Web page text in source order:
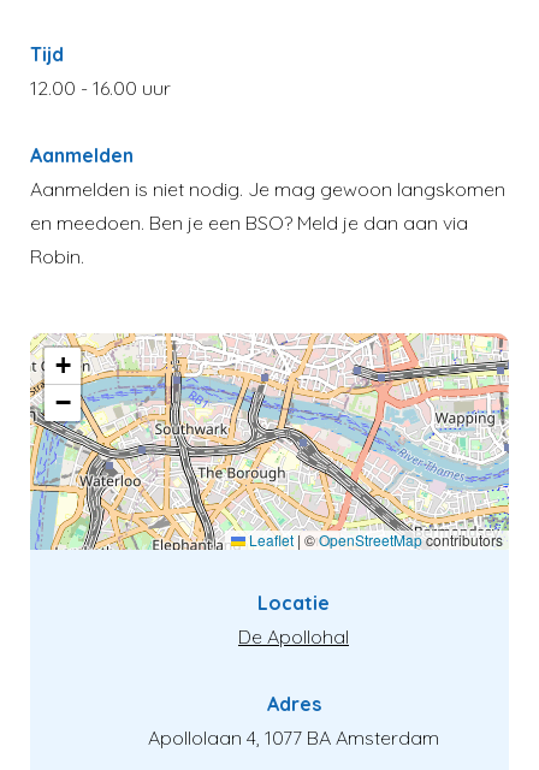
Verder kijken
Naar winkelwagen
Tijd
12.00 - 16.00 uur
Aanmelden
Aanmelden is niet nodig. Je mag gewoon langskomen
en meedoen. Ben je een BSO? Meld je dan aan via
Robin.
Locatie
De Apollohal
Adres
Apollolaan 4, 1077 BA Amsterdam
+
−
Leaflet | ©OpenStreetMapcontributors